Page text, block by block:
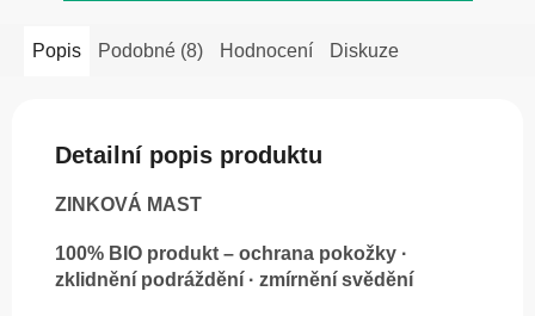
Popis Podobné (8) Hodnocení Diskuze
Detailní popis produktu
ZINKOVÁ MAST
100% BIO produkt – ochrana pokožky ·
zklidnění podráždění · zmírnění svědění